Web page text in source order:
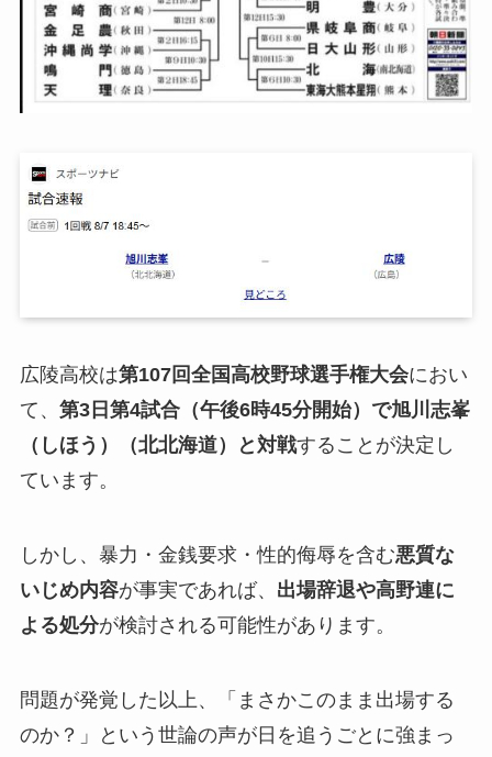
広陵高校は第107回全国高校野球選手権大会におい
て、 第3日第4試合（午後6時45分開始）で旭川志峯
（しほう）（北北海道）と対戦することが決定し
ています。
しかし、暴力・金銭要求・性的侮辱を含む悪質な
いじめ内容が事実であれば、 出場辞退や高野連に
よる処分が検討される可能性があります。
問題が発覚した以上、「まさかこのまま出場する
のか？」という世論の声が日を追うごとに強まっ